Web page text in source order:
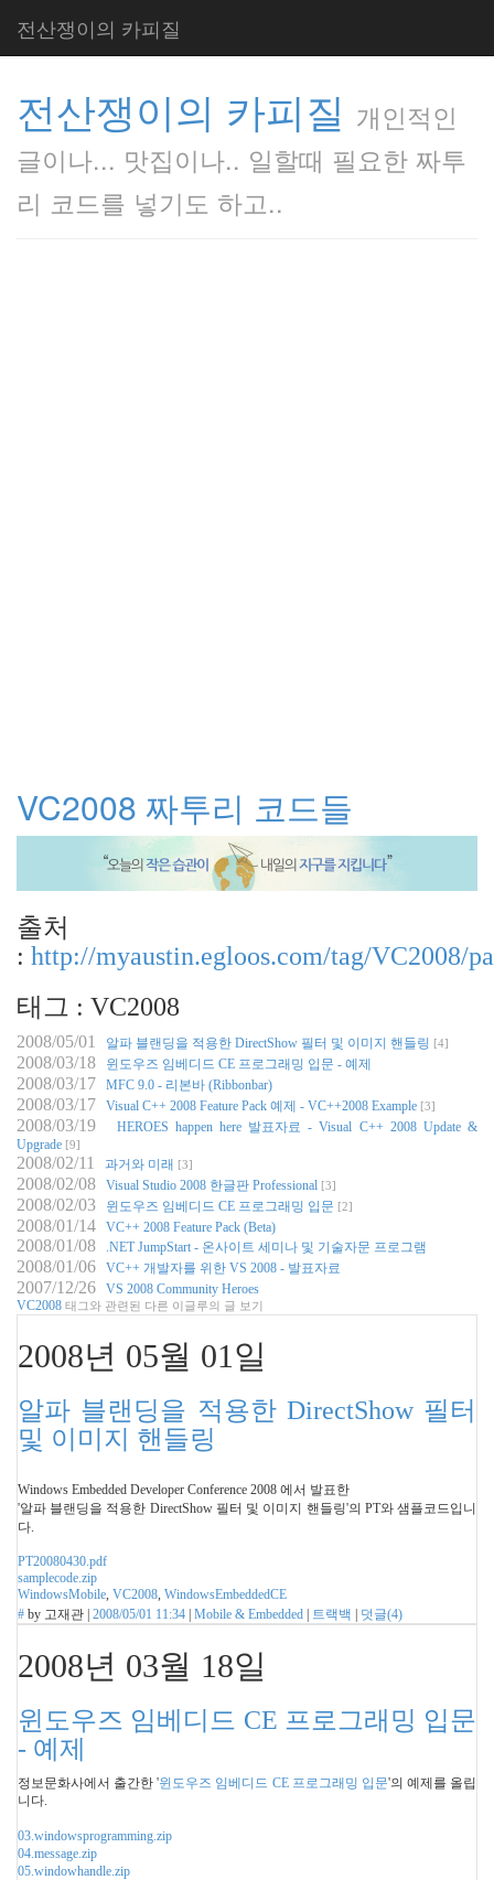
전산쟁이의 카피질
전산쟁이의 카피질 개인적인
글이나... 맛집이나.. 일할때 필요한 짜투
리 코드를 넣기도 하고..
VC2008 짜투리 코드들
출처
: http://myaustin.egloos.com/tag/VC2008/
태그 : VC2008
2008/05/01 알파 블랜딩을 적용한 DirectShow 필터 및 이미지 핸들링 [4]
2008/03/18 윈도우즈 임베디드 CE 프로그래밍 입문 - 예제
2008/03/17 MFC 9.0 - 리본바 (Ribbonbar)
2008/03/17 Visual C++ 2008 Feature Pack 예제 - VC++2008 Example [3]
2008/03/19
HEROES happen here 발표자료 - Visual C++ 2008 Update &
Upgrade [9]
2008/02/11 과거와 미래 [3]
2008/02/08 Visual Studio 2008 한글판 Professional [3]
2008/02/03 윈도우즈 임베디드 CE 프로그래밍 입문 [2]
2008/01/14 VC++ 2008 Feature Pack (Beta)
2008/01/08 .NET JumpStart - 온사이트 세미나 및 기술자문 프로그램
2008/01/06 VC++ 개발자를 위한 VS 2008 - 발표자료
2007/12/26
VS 2008 Community Heroes
VC2008 태그와 관련된 다른 이글루의 글 보기
2008년 05월 01일
알파 블랜딩을 적용한 DirectShow 필터
및 이미지 핸들링
Windows Embedded Developer Conference 2008 에서 발표한
'알파 블랜딩을 적용한 DirectShow 필터 및 이미지 핸들링'의 PT와 샘플코드입니
다.
PT20080430.pdf
samplecode.zip
WindowsMobile, VC2008, WindowsEmbeddedCE
# by 고재관 2008/05/01 11:34 Mobile & Embedded 트랙백 덧글(4)
2008년 03월 18일
윈도우즈 임베디드 CE 프로그래밍 입문
- 예제
정보문화사에서 출간한 '윈도우즈 임베디드 CE 프로그래밍 입문'의 예제를 올립
니다.
03.windowsprogramming.zip
04.message.zip
05.windowhandle.zip